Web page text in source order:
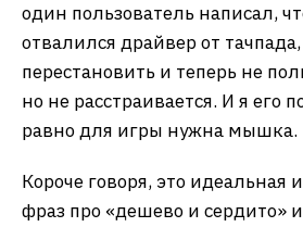
один пользователь написал,
отвалился драйвер от
перестановить и теперь не
но не расстраивается. И я его
равно для игры нужна мышка.
Короче говоря, это идеальная
фраз про «дешево и сердито»